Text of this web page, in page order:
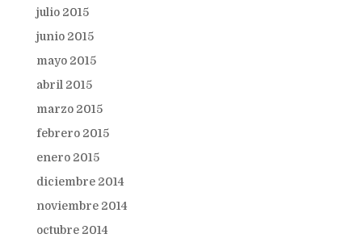
julio 2015
junio 2015
mayo 2015
abril 2015
marzo 2015
febrero 2015
enero 2015
diciembre 2014
noviembre 2014
octubre 2014